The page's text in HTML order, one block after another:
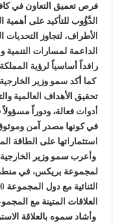
فرص تعميق التعاون في
الدَّؤُوب للتأكيد على
الأطراف، لتجاوز
الداعمة لمسارات التنمية
رافداً أساسياً لرؤية المملكة
كما أكد سمو وزير
تحقيق الأهداف العالمية
أدوات فعالة، ودوراً
في كونها مصدر آمن
استثماراتها على الطاقة
وأعرب سمو وزير
لمجموعة بريكس، في
العلاقات المتينة مع
وأشاد سموه بالعلاقة